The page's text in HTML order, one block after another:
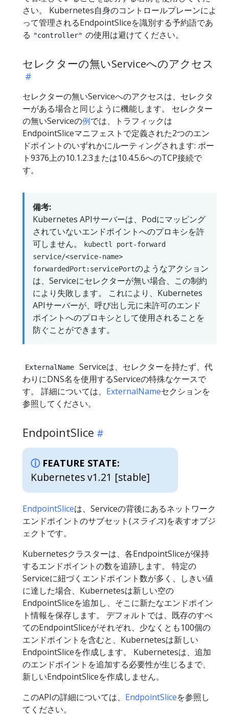
さい。 Kubernetes自身のコントロールプレーンによ
って管理されるEndpointSliceを識別する予約語であ
る "controller" の使用は避けてください。
セレクターの無いServiceへのアクセス
セレクターの無いServiceへのアクセスは、セレクタ
ーがある場合と同じように機能します。 セレクター
の無いServiceの例では、トラフィックは
EndpointSliceマニフェストで定義された2つのエン
ドポイントのいずれかにルーティングされます: ポー
ト9376上の10.1.2.3または10.4.5.6へのTCP接続で
す。
備考:
Kubernetes APIサーバーは、Podにマッピング
されていないエンドポイントへのプロキシを許
可しません。
kubectl port-forward
service/<service-name>
forwardedPort:servicePortのようなアクション
は、Serviceにセレクターが無い場合、この制約
により失敗します。 これにより、Kubernetes
APIサーバーが、呼び出し元に未許可のエンド
ポイントへのプロキシとして使用されることを
防ぐことができます。
ExternalName
Serviceは、セレクターを持たず、代
わりにDNS名を使用するServiceの特殊なケースで
す。 詳細については、 ExternalNameセクションを
参照してください。
EndpointSlice
FEATURE STATE:
Kubernetes v1.21 [stable]
EndpointSliceは、Serviceの背後にあるネットワーク
エンドポイントのサブセット(スライス)を表すオブジ
ェクトです。
Kubernetesクラスターは、各EndpointSliceが保持
するエンドポイントの数を追跡します。 特定の
Serviceに紐づくエンドポイント数が多く、しきい値
に達した場合、Kubernetesは新しい空の
EndpointSliceを追加し、そこに新たなエンドポイン
ト情報を保存します。 デフォルトでは、既存のすべ
てのEndpointSliceがそれぞれ、少なくとも100個の
エンドポイントを含むと、Kubernetesは新しい
EndpointSliceを作成します。 Kubernetesは、追加
のエンドポイントを追加する必要性が生じるまで、
新しいEndpointSliceを作成しません。
このAPIの詳細については、 EndpointSliceを参照し
てください。